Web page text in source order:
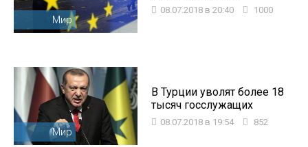
Мир
08.07.2018 в 20:40 1000
Мир
В Турции уволят более 18
тысяч госслужащих
08.07.2018 в 19:54 852